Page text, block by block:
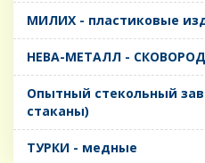
МИЛИХ - пластиковые
НЕВА-МЕТАЛЛ -
Опытный стекольный
стаканы)
ТУРКИ - медные